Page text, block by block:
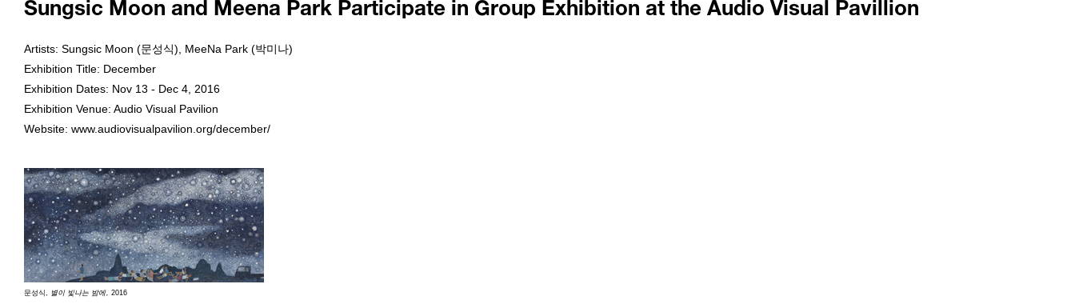
Artists: Sungsic Moon (문성식), MeeNa Park (박미나)
Exhibition Title: December
Exhibition Dates: Nov 13 - Dec 4, 2016
Exhibition Venue: Audio Visual Pavilion
Website: www.audiovisualpavilion.org/december/
문성식, 별이 빛나는 밤에, 2016